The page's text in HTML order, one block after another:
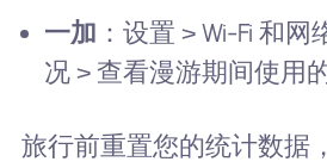
一加 ：设置 > Wi-Fi 和
况 > 查看漫游期间使用
旅行前重置您的统计数据